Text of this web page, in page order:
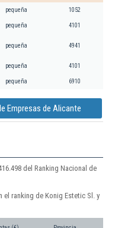
pequeña 1052
pequeña 4101
pequeña 4941
pequeña 4101
pequeña 6910
Empresas de Alicante
del Ranking Nacional de
ranking de Konig Estetic Sl. y